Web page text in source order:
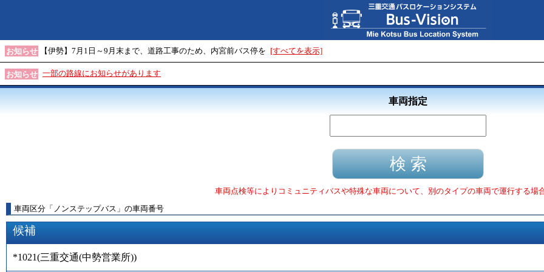
お知らせ 【伊勢】7月1日～9月末まで、道路工事のため、内宮前バス停を [すべてを表示]
お知らせ 一部の路線にお知らせがあります
車両指定
車両点検等によりコミュニティバスや特殊な車両について、別のタイプの車両で運行する場
車両区分 「 ノンステップバス 」 の車両番号
候補
*1021(三重交通(中勢営業所))